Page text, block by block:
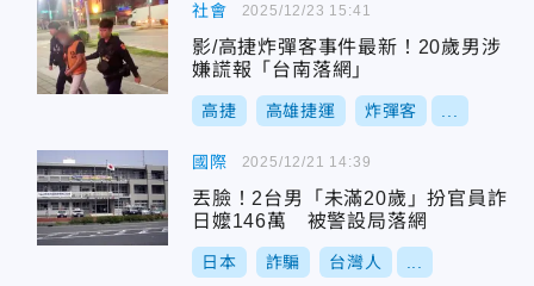
社會
影/高捷炸彈客事件最新！20歲男涉
嫌謊報「台南落網」
高捷 高雄捷運 炸彈客
2025/12/23 15:41
國際
丟臉！2台男「未滿20歲」扮官員詐
日嬤146萬 被警設局落網
日本 詐騙 台灣人
2025/12/21 14:39